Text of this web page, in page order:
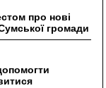
про нові
громади